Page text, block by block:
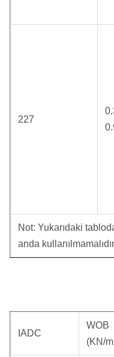
227
Not: Yukarıdaki
anda
IADC
WOB
(KN/